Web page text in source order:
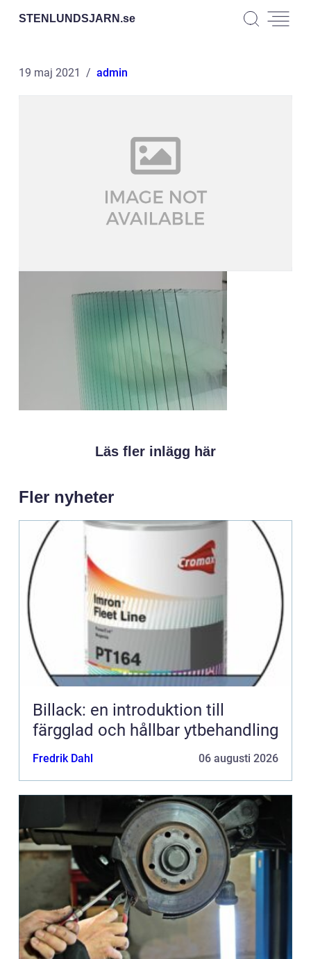
STENLUNDSJARN.se
19 maj 2021 admin
Läs fler inlägg här
Fler nyheter
Billack: en introduktion till
färgglad och hållbar ytbehandling
Fredrik Dahl 06 augusti 2026